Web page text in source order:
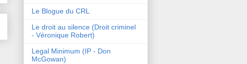
Le Blogue du CRL
Le droit au silence (Droit criminel
- Véronique Robert)
Legal Minimum (IP - Don
McGowan)